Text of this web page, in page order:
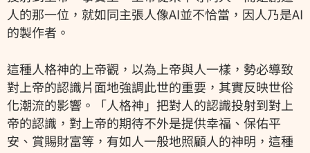
人的那一位，就如同主張人像AI並不恰當，因人乃是AI
的製作者。
這種人格神的上帝觀，以為上帝與人一樣，勢必導致
對上帝的認識片面地強調此世的重要，其實反映世俗
化潮流的影響。「人格神」把對人的認識投射到對上
帝的認識，對上帝的期待不外是提供幸福、保佑平
安、賞賜財富等，有如人一般地照顧人的神明，這種